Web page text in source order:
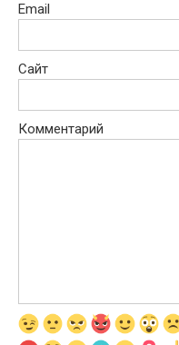
Email
Сайт
Комментарий